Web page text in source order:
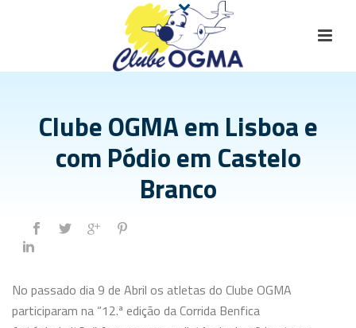
Clube OGMA em Lisboa e
com Pódio em Castelo
Branco
No passado dia 9 de Abril os atletas do Clube OGMA
participaram na “12.ª edição da Corrida Benfica